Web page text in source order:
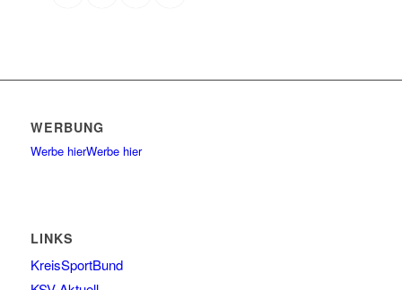
WERBUNG
Werbe hierWerbe hier
LINKS
KreisSportBund